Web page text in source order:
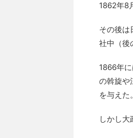
1862年8
その後は
社中（後
1866年
の斡旋や
を与えた。
しかし大